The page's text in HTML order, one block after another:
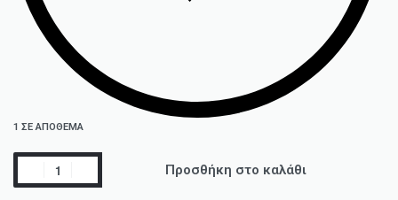
1 ΣΕ ΑΠΌΘΕΜΑ
Προσθήκη στο καλάθι